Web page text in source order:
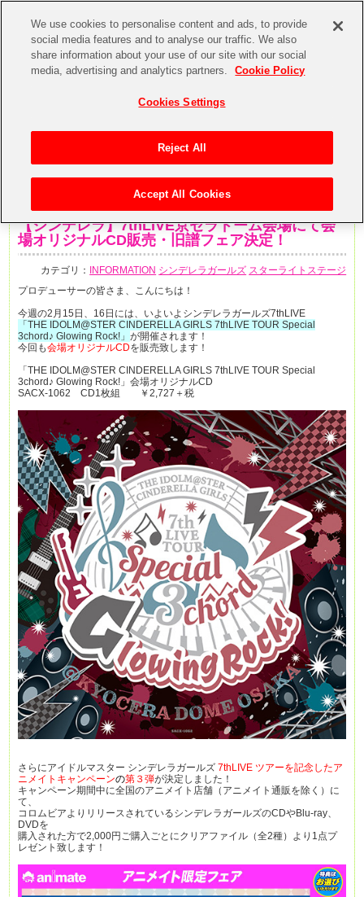
【シンデレラ】7thLIVE京セラドーム会場にて会
場オリジナルCD販売・旧譜フェア決定！
カテゴリ： INFORMATION シンデレラガールズ スターライトステージ
プロデューサーの皆さま、こんにちは！
今週の2月15日、16日には、いよいよシンデレラガールズ7thLIVE
「THE IDOLM@STER CINDERELLA GIRLS 7thLIVE TOUR Special
3chord♪ Glowing Rock!」 が開催されます！
今回も会場オリジナルCDを販売致します！
「THE IDOLM@STER CINDERELLA GIRLS 7thLIVE TOUR Special
3chord♪ Glowing Rock!」会場オリジナルCD
SACX-1062 CD1枚組 ￥2,727＋税
さらにアイドルマスター シンデレラガールズ 7thLIVE ツアーを記念したア
ニメイトキャンペーンの第３弾が決定しました！
キャンペーン期間中に全国のアニメイト店舗（アニメイト通販を除く）に
て、
コロムビアよりリリースされているシンデレラガールズのCDやBlu-ray、
DVDを
購入された方で2,000円ご購入ごとにクリアファイル（全2種）より1点プ
レゼント致します！
We use cookies to personalise content and ads, to provide
social media features and to analyse our traffic. We also
share information about your use of our site with our social
media, advertising and analytics partners.
Cookie Policy
Cookies Settings
Reject All
Accept All Cookies